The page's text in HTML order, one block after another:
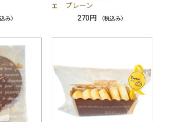
み）
ェ プレーン
270円
（税込み）